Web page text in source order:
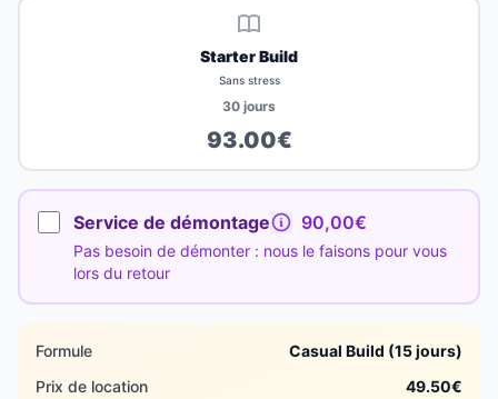
Starter Build
Sans stress
30 jours
93.00€
Service de démontage 90,00€
Pas besoin de démonter : nous le faisons pour vous
lors du retour
Formule
Casual Build (15 jours)
Prix de location
49.50€